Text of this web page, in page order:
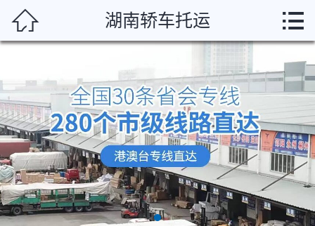
华北地区
华东地区
东北地区
华中地区
 湖南轿车托运 